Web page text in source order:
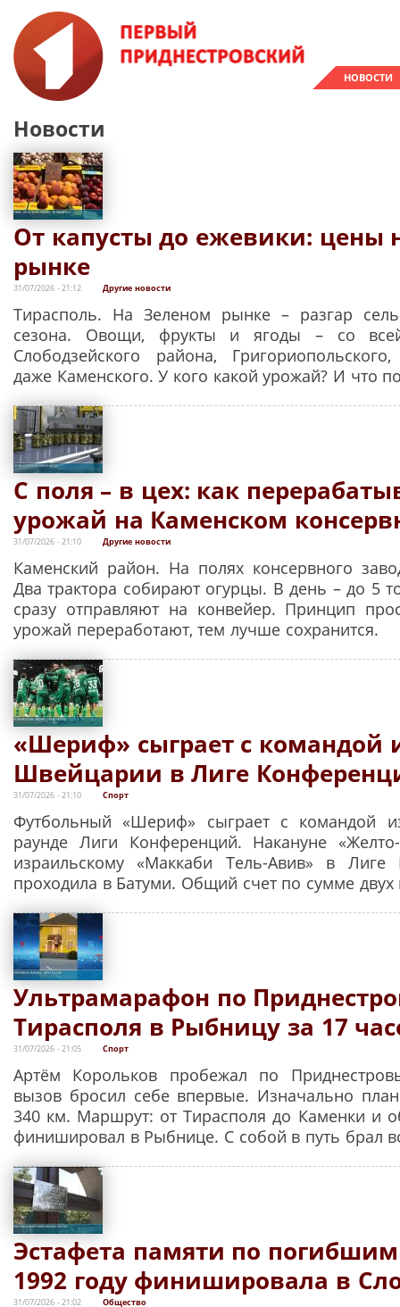
НОВОСТИ
Новости
От капусты до ежевики: цены
рынке
31/07/2026 - 21:12 Другие новости
Тирасполь. На Зеленом рынке – разгар
сезона. Овощи, фрукты и ягоды – со
Слободзейского района,
даже Каменского. У кого какой урожай? И что
С поля – в цех: как
урожай на Каменском
31/07/2026 - 21:10 Другие новости
Каменский район. На полях консервного
Два трактора собирают огурцы. В день – до 5
сразу отправляют на конвейер. Принцип
урожай переработают, тем лучше сохранится.
«Шериф» сыграет с командой
Швейцарии в Лиге
31/07/2026 - 21:10 Спорт
Футбольный «Шериф» сыграет с командой
раунде Лиги Конференций. Накануне
израильскому «Маккаби Тель-Авив» в
проходила в Батуми. Общий счет по сумме двух
Ультрамарафон по
Тирасполя в Рыбницу за 17
31/07/2026 - 21:05 Спорт
Артём Корольков пробежал по
вызов бросил себе впервые. Изначально
340 км. Маршрут: от Тирасполя до Каменки и
финишировал в Рыбнице. С собой в путь брал
Эстафета памяти по
1992 году финишировала в
31/07/2026 - 21:02 Общество